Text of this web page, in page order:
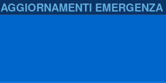
AGGIORNAMENTI EMERGENZA